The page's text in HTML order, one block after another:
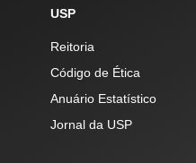
USP
Reitoria
Código de Ética
Anuário Estatístico
Jornal da USP